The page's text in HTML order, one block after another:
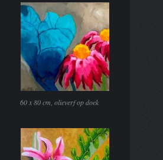
60 x 80 cm, olieverf op doek